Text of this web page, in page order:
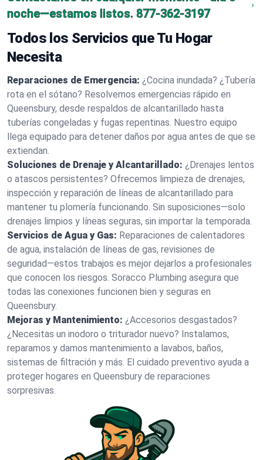
noche—estamos listos. 877-362-3197
Todos los Servicios que Tu Hogar
Necesita
Reparaciones de Emergencia: ¿Cocina inundada? ¿Tubería
rota en el sótano? Resolvemos emergencias rápido en
Queensbury, desde respaldos de alcantarillado hasta
tuberías congeladas y fugas repentinas. Nuestro equipo
llega equipado para detener daños por agua antes de que se
extiendan.
Soluciones de Drenaje y Alcantarillado: ¿Drenajes lentos
o atascos persistentes? Ofrecemos limpieza de drenajes,
inspección y reparación de líneas de alcantarillado para
mantener tu plomería funcionando. Sin suposiciones—solo
drenajes limpios y líneas seguras, sin importar la temporada.
Servicios de Agua y Gas: Reparaciones de calentadores
de agua, instalación de líneas de gas, revisiones de
seguridad—estos trabajos es mejor dejarlos a profesionales
que conocen los riesgos. Soracco Plumbing asegura que
todas las conexiones funcionen bien y seguras en
Queensbury.
Mejoras y Mantenimiento: ¿Accesorios desgastados?
¿Necesitas un inodoro o triturador nuevo? Instalamos,
reparamos y damos mantenimiento a lavabos, baños,
sistemas de filtración y más. El cuidado preventivo ayuda a
proteger hogares en Queensbury de reparaciones
sorpresivas.